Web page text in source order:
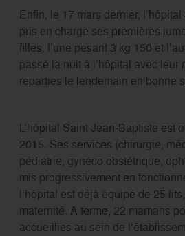
Enfin, le 17 mars dernier,
pris en charge ses premières
filles, l’une pesant 3 kg 150 et
passé la nuit à l’hôpital avec leur
reparties le lendemain en bonne
L’hôpital Saint Jean-Baptiste est
2015. Ses services (chirurgie,
pédiatrie, gynéco obstétrique,
mis progressivement en
l’hôpital est déjà équipé de 25
maternité. A terme, 22 mamans
accueillies au sein de